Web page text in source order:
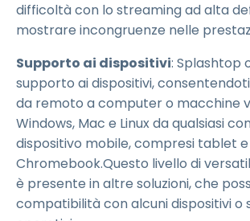
difficoltà con lo streaming ad alta
mostrare incongruenze nelle
Supporto ai dispositivi: Splashtop
supporto ai dispositivi,
da remoto a computer o macchine
Windows, Mac e Linux da qualsiasi
dispositivo mobile, compresi tablet e
Chromebook.Questo livello di
è presente in altre soluzioni, che
compatibilità con alcuni dispositivi o